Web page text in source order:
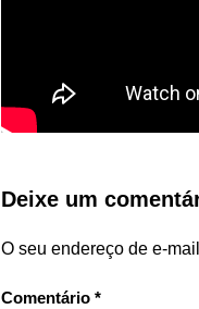
Deixe um
O seu endereço de e-
Comentário *